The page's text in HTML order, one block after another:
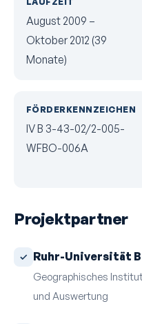
August 2009 –
Oktober 2012 (39
Monate)
FÖRDERKENNZEICHEN
IV B 3-43-02/2-005-
WFBO-006A
Projektpartner
Ruhr-Universität
Geographisches
und Auswertung